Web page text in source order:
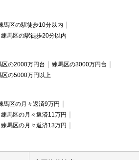
馬区の駅徒歩10分以内
練馬区の駅徒歩20分以内
区の2000万円台
練馬区の3000万円台
区の5000万円以上
馬区の月々返済9万円
練馬区の月々返済11万円
練馬区の月々返済13万円